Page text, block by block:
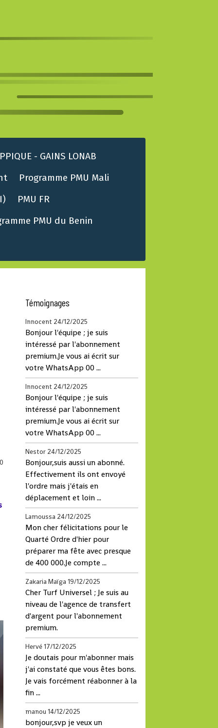
- GAINS LONAB
Programme PMU Mali
PMU FR
PMU du Benin
Témoignages
Innocent 24/12/2025
Bonjour l'équipe ; je suis
intéressé par l'abonnement
premium.Je vous ai écrit sur
votre WhatsApp 00 ...
Innocent 24/12/2025
Bonjour l'équipe ; je suis
intéressé par l'abonnement
premium.Je vous ai écrit sur
votre WhatsApp 00 ...
Nestor 24/12/2025
Bonjour,suis aussi un abonné.
Effectivement ils ont envoyé
l'ordre mais j'étais en
déplacement et loin ...
Lamoussa 24/12/2025
Mon cher félicitations pour le
Quarté Ordre d'hier pour
préparer ma fête avec presque
de 400 000.Je compte ...
Zakaria Maïga 19/12/2025
Cher Turf Universel ; Je suis au
niveau de l'agence de transfert
d'argent pour l'abonnement
premium.
Hervé17/12/2025
Je doutais pour m'abonner mais
j'ai constaté que vous êtes bons.
Je vais forcément réabonner à la
fin ...
manou 14/12/2025
bonjour,svp je veux un